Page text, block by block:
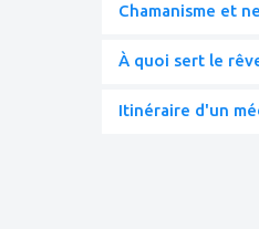
Chamanisme et
À quoi sert le
Itinéraire d'un